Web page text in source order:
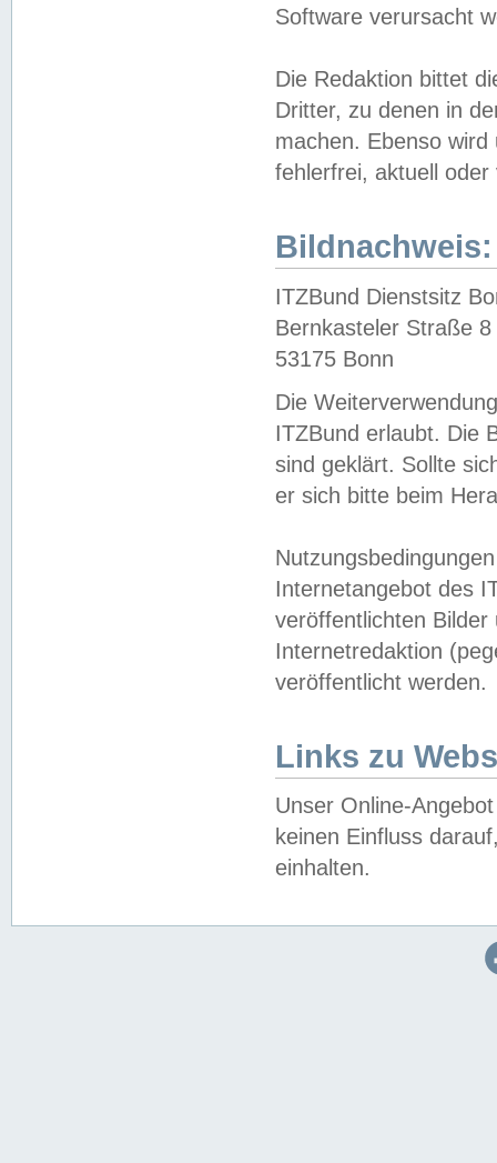
Software verursacht
Die Redaktion bittet
Dritter, zu denen in
machen. Ebenso
fehlerfrei, aktuell oder
Bildnachweis:
ITZBund Dienstsitz
Bernkasteler Straße 8
53175 Bonn
Die
ITZBund erlaubt. Die
sind geklärt. Sollte
er sich bitte beim
Internetangebot des
veröffentlichten
Internetredaktion
veröffentlicht werden.
Links zu
Unser Online-
keinen Einfluss
einhalten.